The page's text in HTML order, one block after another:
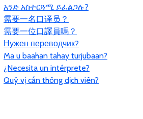
አንድ አስተርጓሚ ይፈልጋሉ?
需要一名口译员 ？
需要一位口譯員嗎？
Нужен переводчик?
Ma u baahan tahay turjubaan?
¿Necesita un intérprete?
Quý vị cần thông dịch viên?